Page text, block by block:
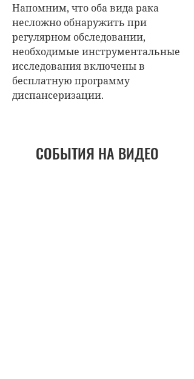
Напомним, что оба вида рака
несложно обнаружить при
регулярном обследовании,
необходимые инструментальные
исследования включены в
бесплатную программу
диспансеризации.
СОБЫТИЯ НА ВИДЕО